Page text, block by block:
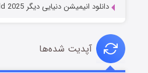
دانلود انیمیشن دنیایی دیگر Another World 2025
آپدیت شده‌ها